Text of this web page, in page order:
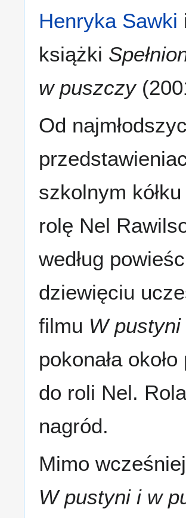
Henryka Sawki
książki
w puszczy
Od
szkolnym
rolę Nel
według
dziewięciu
filmu W
pokonała
do roli Nel.
nagród.
Mimo
W pustyni i w